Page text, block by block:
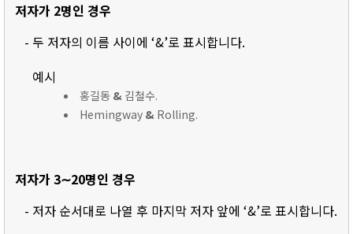
저자가 2명인 경우
- 두 저자의 이름 사이에 ‘&’로 표시합니다.
예시
홍길동 & 김철수.
Hemingway & Rolling.
저자가 3∼20명인 경우
- 저자 순서대로 나열 후 마지막 저자 앞에 ‘&’로 표시합니다.